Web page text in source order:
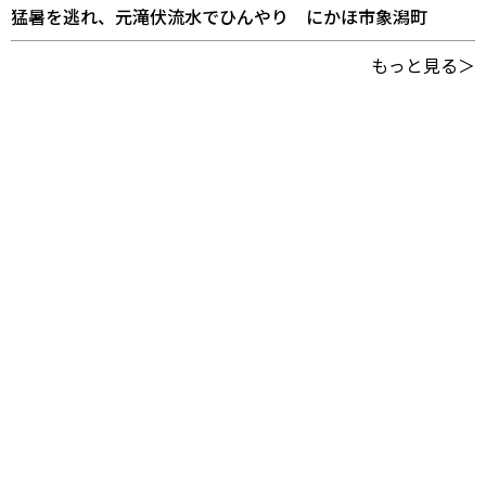
猛暑を逃れ、元滝伏流水でひんやり にかほ市象潟町
もっと見る＞